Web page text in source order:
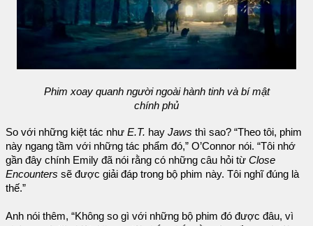
Phim xoay quanh người ngoài hành tinh và bí mật
chính phủ
So với những kiệt tác như E.T. hay Jaws thì sao? “Theo tôi, phim
này ngang tầm với những tác phẩm đó,” O’Connor nói. “Tôi nhớ
gần đây chính Emily đã nói rằng có những câu hỏi từ Close
Encounters sẽ được giải đáp trong bộ phim này. Tôi nghĩ đúng là
thế.”
Anh nói thêm, “Không so gì với những bộ phim đó được đâu, vì